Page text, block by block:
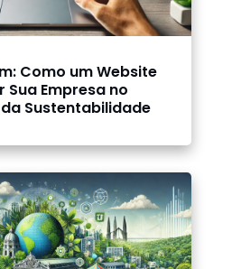
Como um Website
Sua Empresa no
Sustentabilidade